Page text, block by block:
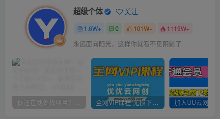
超级个体 关注
1.6W+ 0 101W+ 1119W+
永远面向阳光，这样你就看不见阴影了
你还在到处找项目？还在当韭菜？我靠卖项目一个月收入5万+，曾经我也是个失败者。 全网VIP课程 无损下载~